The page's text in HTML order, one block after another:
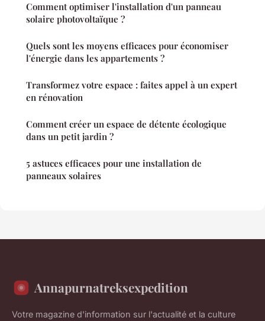
Comment optimiser l'installation d'un panneau
solaire photovoltaïque ?
Quels sont les moyens efficaces pour économiser
l'énergie dans les appartements ?
Transformez votre espace : faites appel à un expert
en rénovation
Comment créer un espace de détente écologique
dans un petit jardin ?
5 astuces efficaces pour une installation de
panneaux solaires
Annapurnatreksexpedition
Votre magazine d'information sur l'actualité et la culture